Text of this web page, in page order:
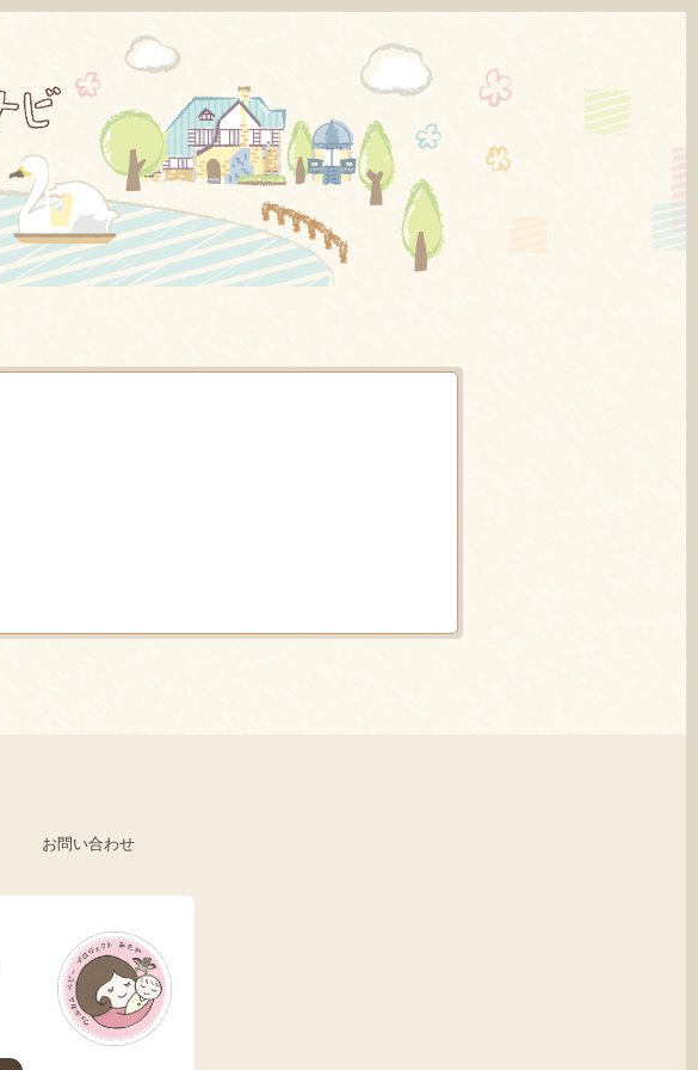
お問い合わせ